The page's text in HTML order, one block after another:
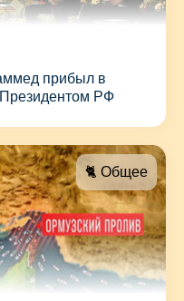
прибыл в
РФ
🐈 Общее